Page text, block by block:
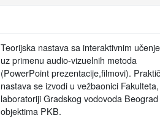
Teorijska nastava sa interaktivnim
uz primenu audio-vizuelnih metoda
(PowerPoint prezentacije,filmovi).
nastava se izvodi u vežbaonici Fakulteta,
laboratoriji Gradskog vodovoda
objektima PKB.